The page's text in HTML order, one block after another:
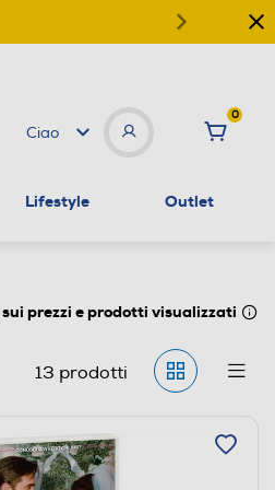
Ciao
0
Lifestyle Outlet
prezzi e prodotti visualizzati
13 prodotti